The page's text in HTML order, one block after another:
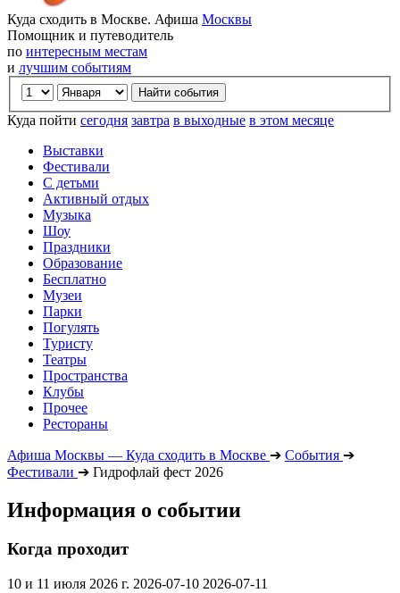
Куда сходить в Москве. Афиша Москвы
Помощник и путеводитель
по интересным местам
и лучшим событиям
Куда пойти сегодня завтра в выходные в этом месяце
Выставки
Фестивали
С детьми
Активный отдых
Музыка
Шоу
Праздники
Образование
Бесплатно
Музеи
Парки
Погулять
Туристу
Театры
Пространства
Клубы
Прочее
Рестораны
Афиша Москвы — Куда сходить в Москве ➔ События ➔
Фестивали ➔ Гидрофлай фест 2026
Информация о событии
Когда проходит
10 и 11 июля 2026 г. 2026-07-10 2026-07-11